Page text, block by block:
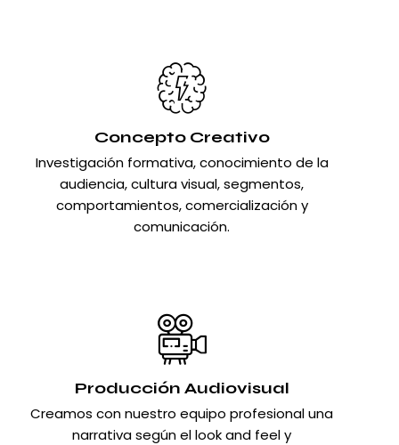
Concepto Creativo
Investigación formativa, conocimiento de la
audiencia, cultura visual, segmentos,
comportamientos, comercialización y
comunicación.
Producción Audiovisual
Creamos con nuestro equipo profesional una
narrativa según el look and feel y